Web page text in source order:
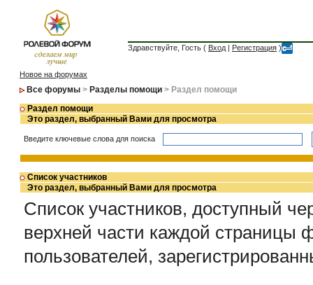
Здравствуйте, Гость ( Вход | Регистрация )
Новое на форумах
Все форумы > Разделы помощи > Раздел помощи
Раздел помощи
Это раздел, выбранный Вами для просмотра
Введите ключевые слова для поиска
Список участников
Это раздел, выбранный Вами для просмотра
Список участников, доступный
верхней части каждой страницы
пользователей,